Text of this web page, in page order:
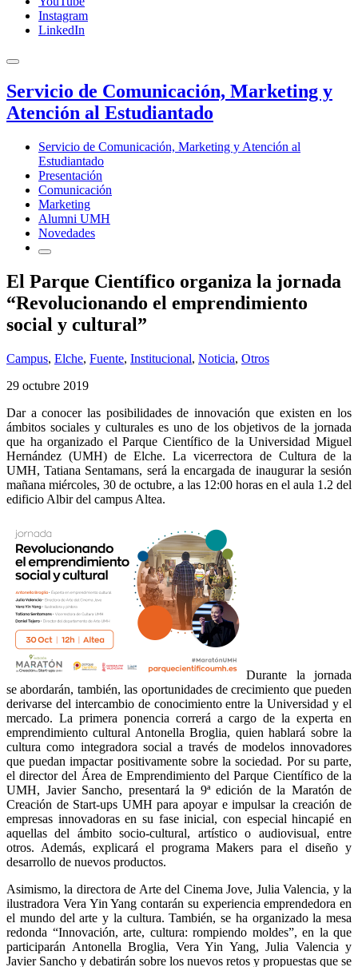
Instagram
LinkedIn
Servicio de Comunicación, Marketing y
Atención al Estudiantado
Servicio de Comunicación, Marketing y Atención al
Estudiantado
Presentación
Comunicación
Marketing
Alumni UMH
Novedades
El Parque Científico organiza la jornada
“Revolucionando el emprendimiento
social y cultural”
Campus, Elche, Fuente, Institucional, Noticia, Otros
29 octubre 2019
Dar a conocer las posibilidades de innovación que existen en los
ámbitos sociales y culturales es uno de los objetivos de la jornada
que ha organizado el Parque Científico de la Universidad Miguel
Hernández (UMH) de Elche. La vicerrectora de Cultura de la
UMH, Tatiana Sentamans, será la encargada de inaugurar la sesión
mañana miércoles, 30 de octubre, a las 12:00 horas en el aula 1.2 del
edificio Albir del campus Altea.
Durante la jornada
se abordarán, también, las oportunidades de crecimiento que pueden
derivarse del intercambio de conocimiento entre la Universidad y el
mercado. La primera ponencia correrá a cargo de la experta en
emprendimiento cultural Antonella Broglia, quien hablará sobre la
cultura como integradora social a través de modelos innovadores
que puedan impactar positivamente sobre la sociedad. Por su parte,
el director del Área de Emprendimiento del Parque Científico de la
UMH, Javier Sancho, presentará la 9ª edición de la Maratón de
Creación de Start-ups UMH para apoyar e impulsar la creación de
empresas innovadoras en su fase inicial, con especial hincapié en
aquellas del ámbito socio-cultural, artístico o audiovisual, entre
otros. Además, explicará el programa Makers para el diseño y
desarrollo de nuevos productos.
Asimismo, la directora de Arte del Cinema Jove, Julia Valencia, y la
ilustradora Vera Yin Yang contarán su experiencia emprendedora en
el mundo del arte y la cultura. También, se ha organizado la mesa
redonda “Innovación, arte, cultura: rompiendo moldes”, en la que
participarán Antonella Broglia, Vera Yin Yang, Julia Valencia y
Javier Sancho y debatirán sobre los nuevos retos y propuestas que se